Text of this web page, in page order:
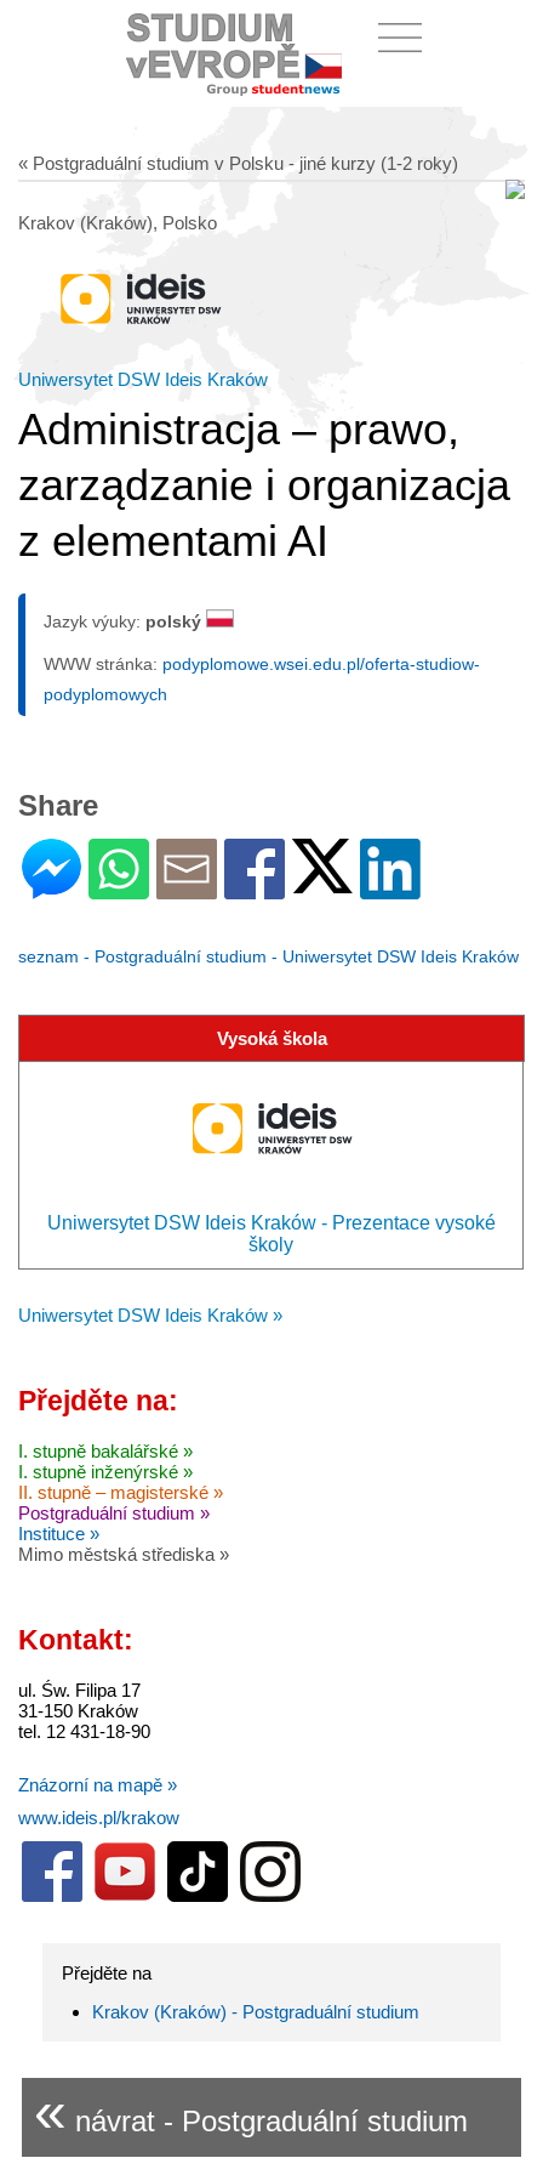
« Postgraduální studium v Polsku - jiné kurzy (1-2 roky)
Krakov (Kraków), Polsko
Uniwersytet DSW Ideis Kraków
Administracja – prawo,
zarządzanie i organizacja
z elementami AI
Jazyk výuky: polský
WWW stránka: podyplomowe.wsei.edu.pl/oferta-studiow-
podyplomowych
Share
seznam - Postgraduální studium - Uniwersytet DSW Ideis Kraków
Vysoká škola
Uniwersytet DSW Ideis Kraków - Prezentace vysoké
školy
Uniwersytet DSW Ideis Kraków »
Přejděte na:
I. stupně bakalářské »
I. stupně inženýrské »
II. stupně – magisterské »
Postgraduální studium »
Instituce »
Mimo městská střediska »
Kontakt:
ul. Św. Filipa 17
31-150 Kraków
tel. 12 431-18-90
Znázorní na mapě »
www.ideis.pl/krakow
Přejděte na
Krakov (Kraków) - Postgraduální studium
« návrat - Postgraduální studium